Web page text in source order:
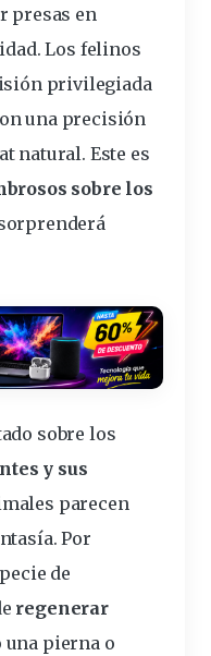
presas en
Los felinos
privilegiada
una precisión
natural. Este es
sobre los
sobre los
y sus
parecen
Por
de
regenerar
una pierna o